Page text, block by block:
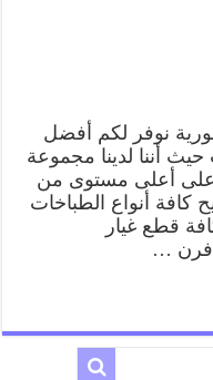
نوفر لكم أفضل
أننا لدينا مجموعة
على أعلى مستوى من
كافة أنواع الطباخات
قطع غيار
فرن …